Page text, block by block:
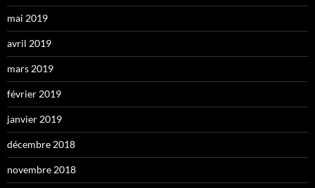
mai 2019
avril 2019
mars 2019
février 2019
janvier 2019
décembre 2018
novembre 2018